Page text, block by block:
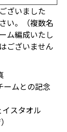
ざいました
い。（複数名
ム編成いたし
ございません
ームとの記念
スタオル